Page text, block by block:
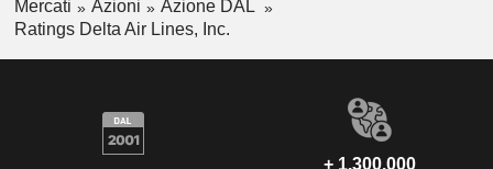
Mercati Azioni
Azione DAL
Ratings Delta Air Lines, Inc.
+ 1.300.000